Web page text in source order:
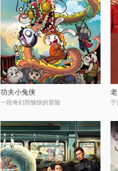
功夫小兔侠
一段奇幻而愉快的冒险 于